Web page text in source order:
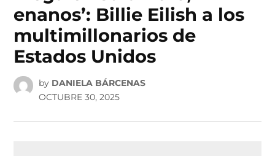
enanos’: Billie Eilish a los
multimillonarios de
Estados Unidos
by DANIELA BÁRCENAS
OCTUBRE 30, 2025